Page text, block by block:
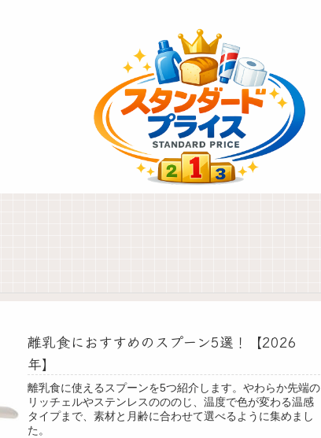
離乳食におすすめのスプーン5選！【2026
年】
離乳食に使えるスプーンを5つ紹介します。やわらか先端の
リッチェルやステンレスのののじ、温度で色が変わる温感
タイプまで、素材と月齢に合わせて選べるように集めまし
た。